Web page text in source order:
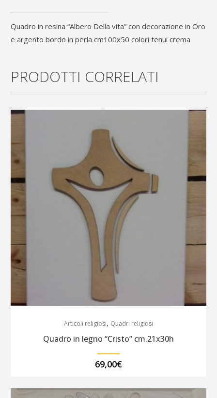
vita"
decorazione
Oro
e
argento
bordo
in
cm98x58
colori
crema
Quadro in resina “Albero Della vita” con decorazione in Oro
e argento bordo in perla cm100x50 colori tenui crema
PRODOTTI CORRELATI
Articoli religiosi, Quadri religiosi
Quadro in legno “Cristo” cm.21x30h
69,00€